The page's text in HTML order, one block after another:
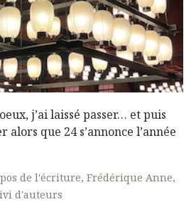
j’ai laissé passer… et puis
que 24 s’annonce l’année
de l'écriture Frédérique Anne
d'auteurs